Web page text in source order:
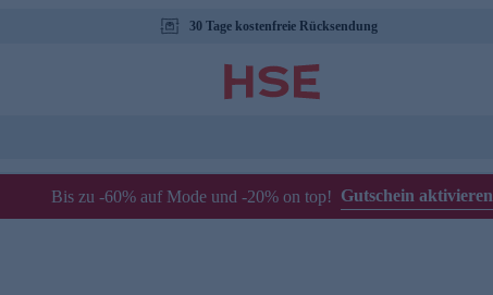
30 Tage kostenfreie Rücksendung
Bis zu -60% auf Mode und -20% on top! Gutschein aktivieren